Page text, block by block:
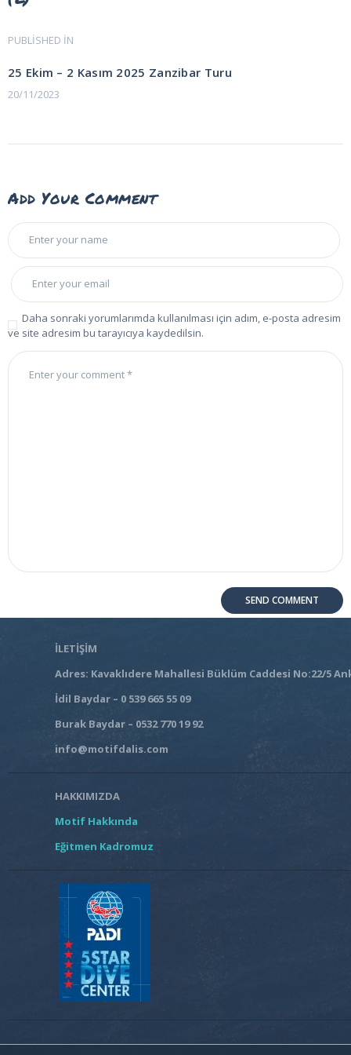
Yazı
gezinmesi
PUBLISHED IN
25 Ekim – 2 Kasım 2025 Zanzibar Turu
20/11/2023
Add Your Comment
Daha sonraki yorumlarımda kullanılması için adım, e-posta adresim
ve site adresim bu tarayıcıya kaydedilsin.
İLETİŞİM
Adres: Kavaklıdere Mahallesi Büklüm Caddesi No:22/5
İdil Baydar – 0 539 665 55 09
Burak Baydar – 0532 770 19 92
info@motifdalis.com
HAKKIMIZDA
Motif Hakkında
Eğitmen Kadromuz